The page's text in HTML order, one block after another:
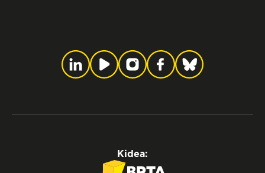
Kidea: